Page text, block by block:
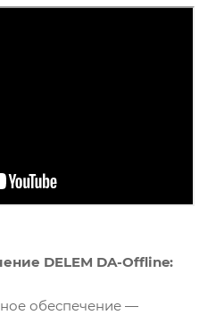
DELEM DA-Offline:
обеспечение —